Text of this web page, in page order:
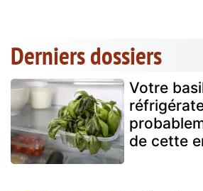
Derniers dossiers
Votre
de cette